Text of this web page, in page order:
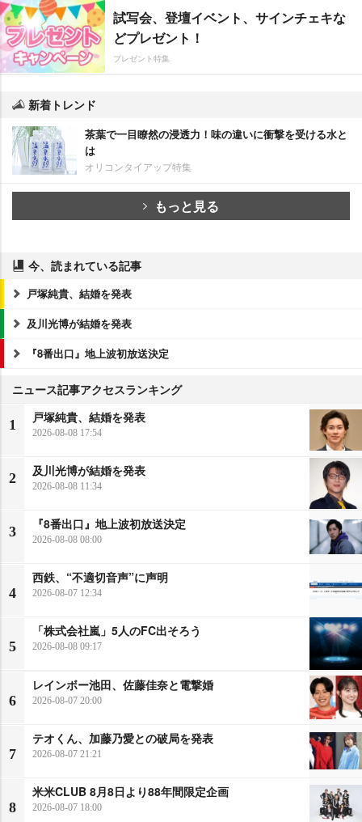
試写会、登壇イベント、サインチェキな
どプレゼント！
プレゼント特集
新着トレンド
茶葉で一目瞭然の浸透力！味の違いに衝撃を受ける水と
は
オリコンタイアップ特集
もっと見る
今、読まれている記事
戸塚純貴、結婚を発表
及川光博が結婚を発表
『8番出口』地上波初放送決定
ニュース記事アクセスランキング
1
戸塚純貴、結婚を発表
2026-08-08 17:54
2
及川光博が結婚を発表
2026-08-08 11:34
3
『8番出口』地上波初放送決定
2026-08-08 08:00
4
西鉄、“不適切音声”に声明
2026-08-07 12:34
5
「株式会社嵐」5人のFC出そろう
2026-08-08 09:17
6
レインボー池田、佐藤佳奈と電撃婚
2026-08-07 20:00
7
テオくん、加藤乃愛との破局を発表
2026-08-07 21:21
8
米米CLUB 8月8日より88年間限定企画
2026-08-07 18:00